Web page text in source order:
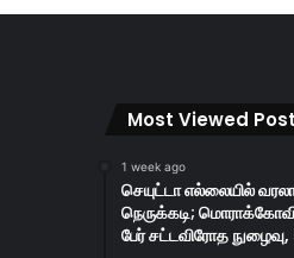
Most Viewed
1 week ago
செயுட்டா எல்லையில்
நெருக்கடி;
பேர் சட்டவிரோத நுழைவு,